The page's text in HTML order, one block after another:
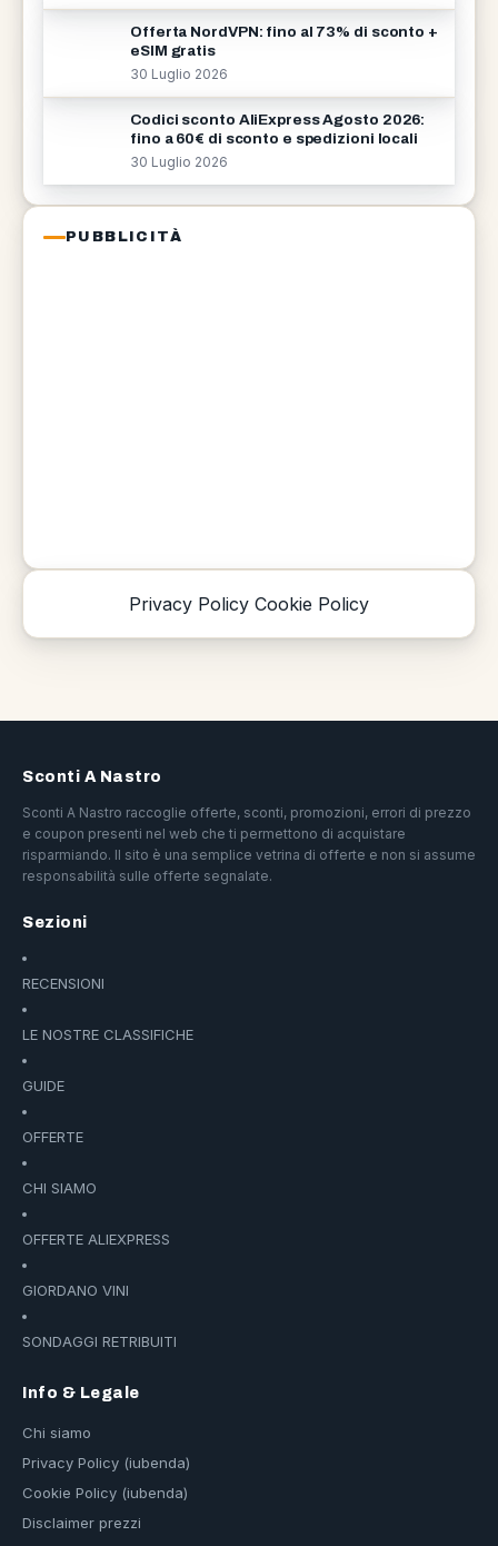
Offerta NordVPN: fino al 73% di sconto +
eSIM gratis
30 Luglio 2026
Codici sconto AliExpress Agosto 2026:
fino a 60€ di sconto e spedizioni locali
30 Luglio 2026
PUBBLICITÀ
Privacy Policy Cookie Policy
Sconti A Nastro
Sconti A Nastro raccoglie offerte, sconti, promozioni, errori di prezzo
e coupon presenti nel web che ti permettono di acquistare
risparmiando. Il sito è una semplice vetrina di offerte e non si assume
responsabilità sulle offerte segnalate.
Sezioni
RECENSIONI
LE NOSTRE CLASSIFICHE
GUIDE
OFFERTE
CHI SIAMO
OFFERTE ALIEXPRESS
GIORDANO VINI
SONDAGGI RETRIBUITI
Info & Legale
Chi siamo
Privacy Policy (iubenda)
Cookie Policy (iubenda)
Disclaimer prezzi